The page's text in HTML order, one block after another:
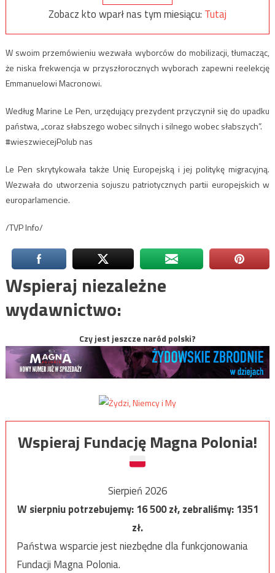
Zobacz kto wparł nas tym miesiącu: Tutaj
W swoim przemówieniu wezwała wyborców do mobilizacji, tłumacząc,
że niska frekwencja w przyszłorocznych wyborach zapewni reelekcję
Emmanuelowi Macronowi.
Według Marine Le Pen, urzędujący prezydent przyczynił się do upadku
państwa, „coraz słabszego wobec silnych i silnego wobec słabszych”.
#wieszwiecejPolub nas
Le Pen skrytykowała także Unię Europejską i jej politykę migracyjną.
Wezwała do utworzenia sojuszu patriotycznych partii europejskich w
europarlamencie.
/TVP Info/
Wspieraj niezależne
wydawnictwo:
Czy jest jeszcze naród polski?
Wspieraj Fundację Magna Polonia!
Sierpień 2026
W sierpniu potrzebujemy:16 500zł, zebraliśmy:1351
zł.
Państwa wsparcie jest niezbędne dla funkcjonowania
Fundacji Magna Polonia.